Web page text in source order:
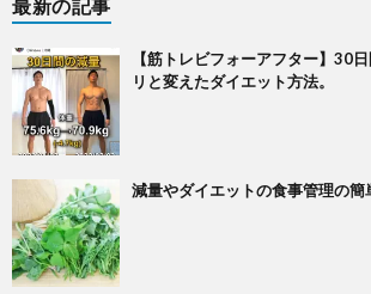
最新の記事
【筋トレビフォーアフター】30
リと変えたダイエット方法。
減量やダイエットの食事管理の簡